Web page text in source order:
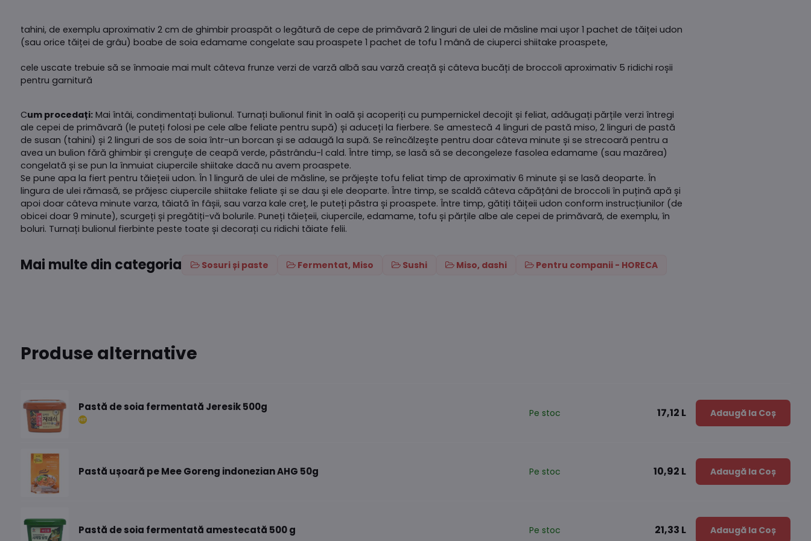
tahini, de exemplu aproximativ 2 cm de ghimbir proaspăt o legătură de cepe de primăvară 2 linguri de ulei de măsline mai ușor 1 pachet de tăiței udon
(sau orice tăiței de grâu) boabe de soia edamame congelate sau proaspete 1 pachet de tofu 1 mână de ciuperci shiitake proaspete,
cele uscate trebuie să se înmoaie mai mult câteva frunze verzi de varză albă sau varză creață și câteva bucăți de broccoli aproximativ 5 ridichi roșii
pentru garnitură
Cum procedați:Mai întâi, condimentați bulionul. Turnați bulionul finit în oală și acoperiți cu pumpernickel decojit și feliat, adăugați părțile verzi întregi
ale cepei de primăvară (le puteți folosi pe cele albe feliate pentru supă) și aduceți la fierbere. Se amestecă 4 linguri de pastă miso, 2 linguri de pastă
de susan (tahini) și 2 linguri de sos de soia într-un borcan și se adaugă la supă. Se reîncălzește pentru doar câteva minute și se strecoară pentru a
avea un bulion fără ghimbir și crenguțe de ceapă verde, păstrându-l cald. Între timp, se lasă să se decongeleze fasolea edamame (sau mazărea)
congelată și se pun la înmuiat ciupercile shiitake dacă nu avem proaspete.
Se pune apa la fiert pentru tăiețeii udon. În 1 lingură de ulei de măsline, se prăjește tofu feliat timp de aproximativ 6 minute și se lasă deoparte. În
lingura de ulei rămasă, se prăjesc ciupercile shiitake feliate și se dau și ele deoparte. Între timp, se scaldă câteva căpățâni de broccoli în puțină apă și
apoi doar câteva minute varza, tăiată în fâșii, sau varza kale creț, le puteți păstra și proaspete. Între timp, gătiți tăițeii udon conform instrucțiunilor (de
obicei doar 9 minute), scurgeți și pregătiți-vă bolurile. Puneți tăiețeii, ciupercile, edamame, tofu și părțile albe ale cepei de primăvară, de exemplu, în
boluri. Turnați bulionul fierbinte peste toate și decorați cu ridichi tăiate felii.
Mai multe din categoria Sosuri și paste Fermentat, Miso Sushi Miso, dashi Pentru companii - HORECA
Produse alternative
Pastă de soia fermentată Jeresik 500g Pe stoc 17,12 L Adaugă la Coș
Pastă ușoară pe Mee Goreng indonezian AHG 50g Pe stoc 10,92 L Adaugă la Coș
Pastă de soia fermentată amestecată 500 g Pe stoc 21,33 L Adaugă la Coș